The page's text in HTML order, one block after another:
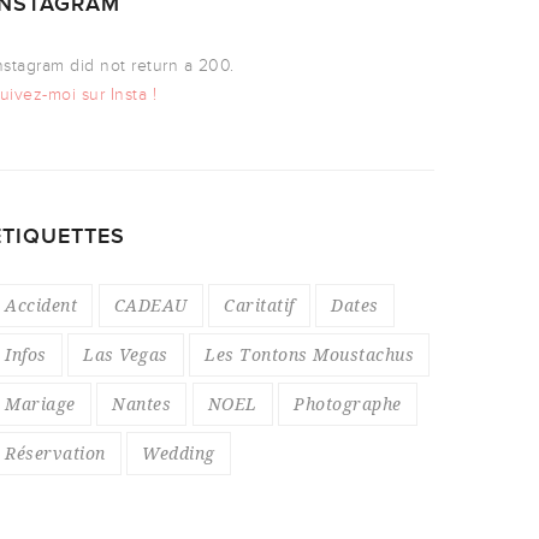
did not return a 200.
moi sur Insta !
Accident CADEAU Caritatif Dates
Infos Las Vegas Les Tontons Moustachus
Mariage Nantes NOEL Photographe
Réservation Wedding